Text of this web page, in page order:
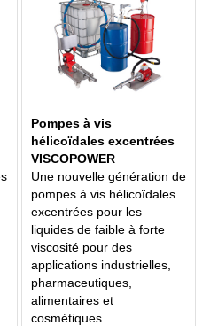
Pompes à vis
hélicoïdales excentrées
VISCOPOWER
Une nouvelle génération de
pompes à vis hélicoïdales
excentrées pour les
liquides de faible à forte
viscosité pour des
applications industrielles,
pharmaceutiques,
alimentaires et
cosmétiques.